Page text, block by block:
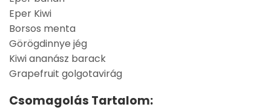
Eper Kiwi
Borsos menta
Görögdinnye jég
Kiwi ananász barack
Grapefruit golgotavirág
Csomagolás Tartalom: